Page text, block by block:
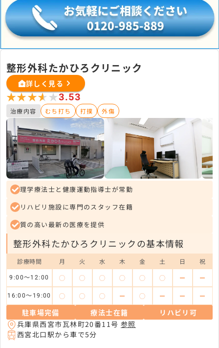
整形外科たかひろクリニック
詳しく見る
★★★★★
★★★★★3.53
治療内容 むち打ち 打撲 外傷
理学療法士と健康運動指導士が常勤
リハビリ施設に専門のスタッフ在籍
質の高い最新の医療を提供
整形外科たかひろクリニックの基本情報
診療時間 月 火 水 木 金 土 日 祝
9:00～12:00 ◯ ◯ ◯ ◯ ◯ ◯ ー ー
16:00～19:00 ◯ ◯ ◯ ー ◯ ー ー ー
駐車場完備 療法士在籍
リハビリ可
兵庫県西宮市瓦林町20番11号参照
西宮北口駅から車で5分